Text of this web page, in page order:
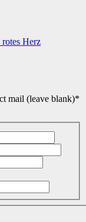
mail (leave blank)*